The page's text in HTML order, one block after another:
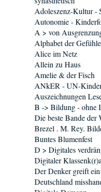
Adoleszenz-Kultur -
Autonomie -
A > von
Alphabet der Gefühle
Alice im Netz
Allein zu Haus
Amelie & der Fisch
ANkER - UN-
Auszeichnungen
B -> Bildung - ohne
Die beste Bande der
Brezel . M. Rey.
Buntes Blumenfest
D > Digitales
Digitaler
Der Denker greift
Deutschland